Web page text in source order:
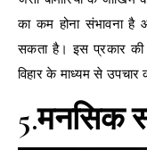
का कम होना संभावना
सकता है। इस प्रकार की
विहार के माध्यम से उपचार
5.मनसिक